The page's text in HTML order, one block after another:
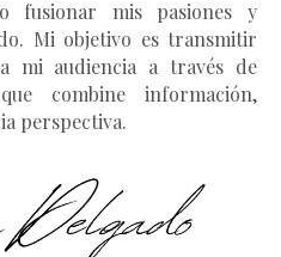
fusionar mis pasiones y
Mi objetivo es transmitir
mi audiencia a través de
combine información,
perspectiva.